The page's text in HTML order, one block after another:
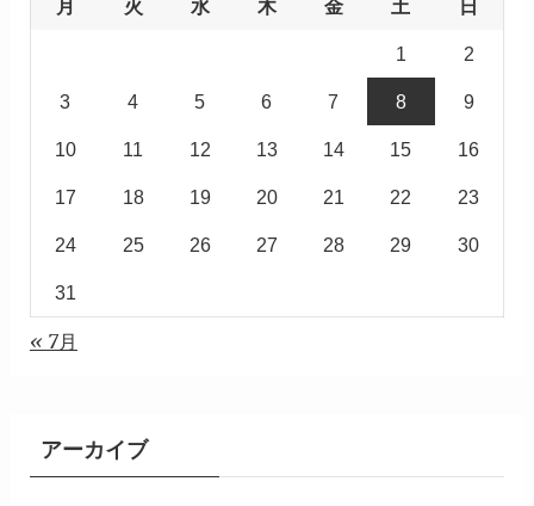
月 火 水 木 金 土 日
1 2
3 4 5 6 7 8 9
10 11 12 13 14 15 16
17 18 19 20 21 22 23
24 25 26 27 28 29 30
31
« 7月
アーカイブ